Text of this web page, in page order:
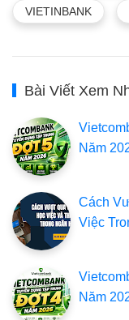
VIETINBANK
Bài Viết Xem
Năm
Cách
Việc
Năm